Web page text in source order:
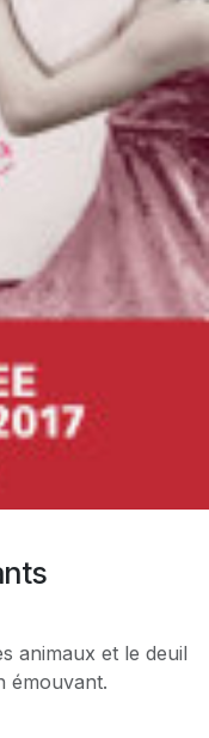
animaux et le deuil
émouvant.